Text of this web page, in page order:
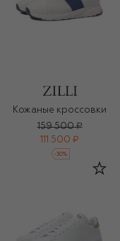
Кожаные кроссовки
159 500 ₽
111 500 ₽
-30%